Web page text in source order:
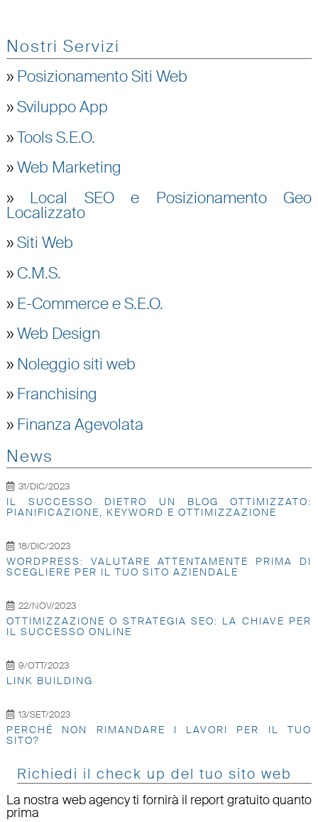
Nostri Servizi
» Posizionamento Siti Web
»Sviluppo App
»Tools S.E.O.
»Web Marketing
» Local SEO e Posizionamento Geo
Localizzato
»Siti Web
» C.M.S.
» E-Commerce e S.E.O.
»Web Design
» Noleggio siti web
» Franchising
» Finanza Agevolata
News
31/DIC/2023
IL SUCCESSO DIETRO UN BLOG OTTIMIZZATO:
PIANIFICAZIONE, KEYWORD E OTTIMIZZAZIONE
18/DIC/2023
WORDPRESS: VALUTARE ATTENTAMENTE PRIMA DI
SCEGLIERE PER IL TUO SITO AZIENDALE
22/NOV/2023
OTTIMIZZAZIONE O STRATEGIA SEO: LA CHIAVE PER
IL SUCCESSO ONLINE
9/OTT/2023
LINK BUILDING
13/SET/2023
PERCHÉ NON RIMANDARE I LAVORI PER IL TUO
SITO?
Richiedi il check up del tuo sito web
La nostra web agency ti fornirà il report gratuito quanto
prima